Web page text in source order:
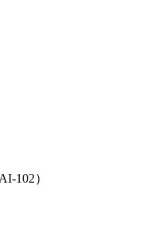
102）